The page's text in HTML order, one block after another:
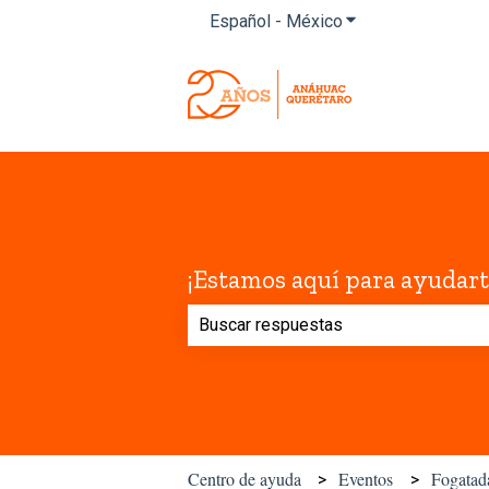
Español - México Traducciones de
¡Estamos aquí para
Centro de ayuda Eventos